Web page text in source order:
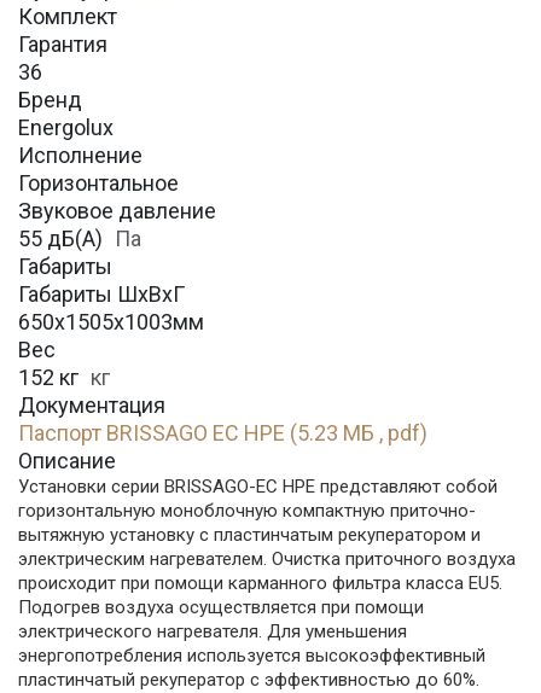
Комплект
Гарантия
36
Бренд
Energolux
Исполнение
Горизонтальное
Звуковое давление
55 дБ(А)
Па
Габариты
Габариты ШхВхГ
650х1505х1003мм
Вес
152 кг кг
Документация
Паспорт BRISSAGO EC HPE (5.23 МБ , pdf)
Описание
Установки серии BRISSAGO-EC HPE представляют собой
горизонтальную моноблочную компактную приточно-
вытяжную установку с пластинчатым рекуператором и
электрическим нагревателем. Очистка приточного воздуха
происходит при помощи карманного фильтра класса EU5.
Подогрев воздуха осуществляется при помощи
электрического нагревателя. Для уменьшения
энергопотребления используется высокоэффективный
пластинчатый рекуператор с эффективностью до 60%.